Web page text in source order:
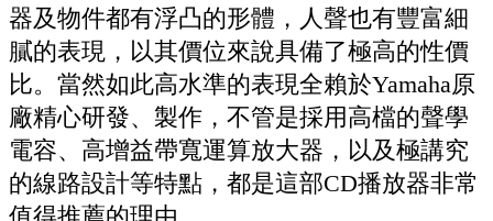
器及物件都有浮凸的形體，人聲也有豐富細
膩的表現，以其價位來說具備了極高的性價
比。當然如此高水準的表現全賴於Yamaha原
廠精心研發、製作，不管是採用高檔的聲學
電容、高增益帶寬運算放大器，以及極講究
的線路設計等特點，都是這部CD播放器非常